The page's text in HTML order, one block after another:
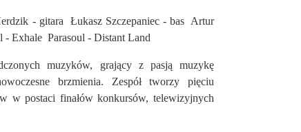
- gitara Łukasz Szczepaniec - bas Artur
- Exhale Parasoul - Distant Land
muzyków, grający z pasją muzykę
brzmienia. Zespół tworzy pięciu
w postaci finałów konkursów, telewizyjnych